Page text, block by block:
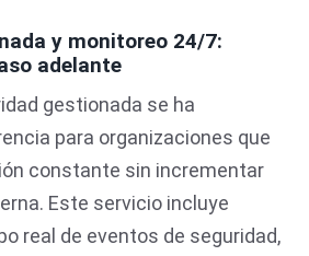
y monitoreo 24/7:
adelante
gestionada se ha
para organizaciones que
constante sin incrementar
Este servicio incluye
real de eventos de seguridad,